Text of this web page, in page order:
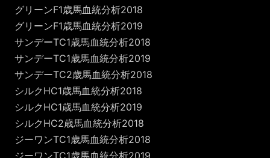
グリーンF1歳馬血統分析2018
グリーンF1歳馬血統分析2019
サンデーTC1歳馬血統分析2018
サンデーTC1歳馬血統分析2019
サンデーTC2歳馬血統分析2018
シルクHC1歳馬血統分析2018
シルクHC1歳馬血統分析2019
シルクHC2歳馬血統分析2018
ジーワンTC1歳馬血統分析2018